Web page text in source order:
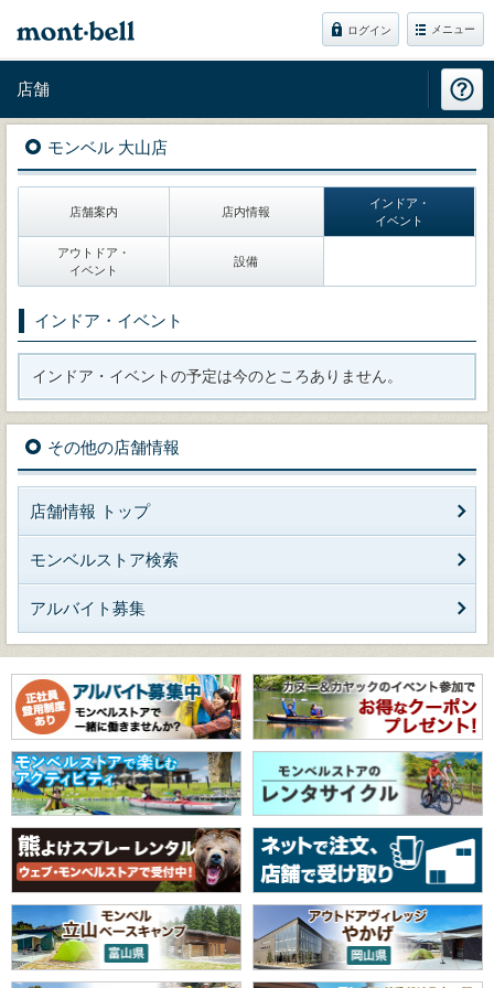
ログイン メニュー
店舗
モンベル 大山店
店舗案内 店内情報
インドア・
イベント
アウトドア・
イベント
設備
インドア・イベント
インドア・イベントの予定は今のところありません。
その他の店舗情報
店舗情報 トップ
モンベルストア検索
アルバイト募集